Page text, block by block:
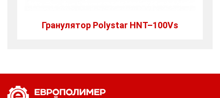
Гранулятор Polystar HNT–100Vs